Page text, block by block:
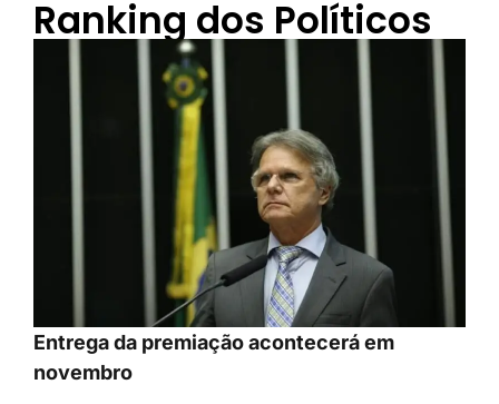
Ranking dos Políticos
Entrega da premiação acontecerá em
novembro